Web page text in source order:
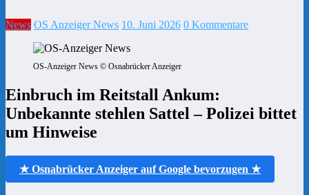
News OS Anzeiger News 10. Juni 2026 0 Kommentare
OS-Anzeiger News © Osnabrücker Anzeiger
Einbruch im Reitstall Ankum:
Unbekannte stehlen Sattel – Polizei bittet
um Hinweise
★ Osnabrücker Anzeiger auf Google bevorzugen ★